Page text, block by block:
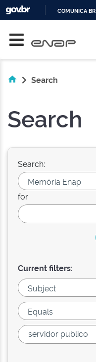
COMUNICA BR
Search
Search
Search:
for
Current filters: